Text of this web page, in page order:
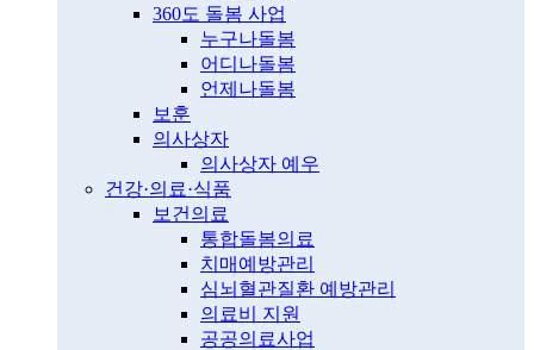
360도 돌봄 사업
누구나돌봄
어디나돌봄
언제나돌봄
보훈
의사상자
의사상자 예우
건강·의료·식품
보건의료
통합돌봄의료
치매예방관리
심뇌혈관질환 예방관리
의료비 지원
공공의료사업